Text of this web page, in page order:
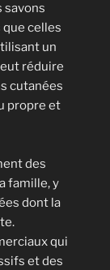
savons
celles
un
réduire
cutanées
propre et
des
famille, y
dont la
qui
et des